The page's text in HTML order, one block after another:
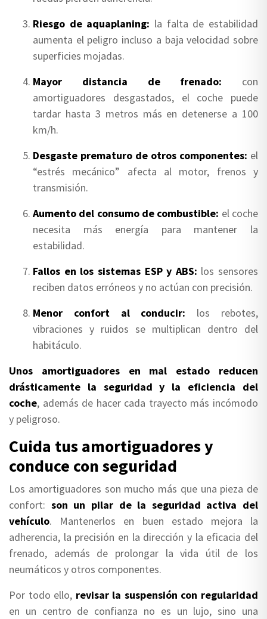
Riesgo de aquaplaning: la falta de estabilidad
aumenta el peligro incluso a baja velocidad sobre
superficies mojadas.
Mayor distancia de frenado: con
amortiguadores desgastados, el coche puede
tardar hasta 3 metros más en detenerse a 100
km/h.
Desgaste prematuro de otros componentes: el
“estrés mecánico” afecta al motor, frenos y
transmisión.
Aumento del consumo de combustible: el coche
necesita más energía para mantener la
estabilidad.
Fallos en los sistemas ESP y ABS: los sensores
reciben datos erróneos y no actúan con precisión.
Menor confort al conducir: los rebotes,
vibraciones y ruidos se multiplican dentro del
habitáculo.
Unos amortiguadores en mal estado reducen
drásticamente la seguridad y la eficiencia del
coche, además de hacer cada trayecto más incómodo
y peligroso.
Cuida tus amortiguadores y
conduce con seguridad
Los amortiguadores son mucho más que una pieza de
confort: son un pilar de la seguridad activa del
vehículo. Mantenerlos en buen estado mejora la
adherencia, la precisión en la dirección y la eficacia del
frenado, además de prolongar la vida útil de los
neumáticos y otros componentes.
Por todo ello, revisar la suspensión con regularidad
en un centro de confianza no es un lujo, sino una